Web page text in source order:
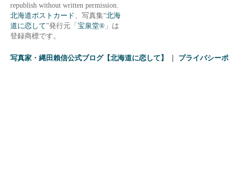
republish without written permission.
北海道ポストカード
、写真集“北海
道に恋して”発行元「 宝泉堂® 」は
登録商標です。
写真家・縄田賴信公式ブログ【北海道に恋して】 プライバシー